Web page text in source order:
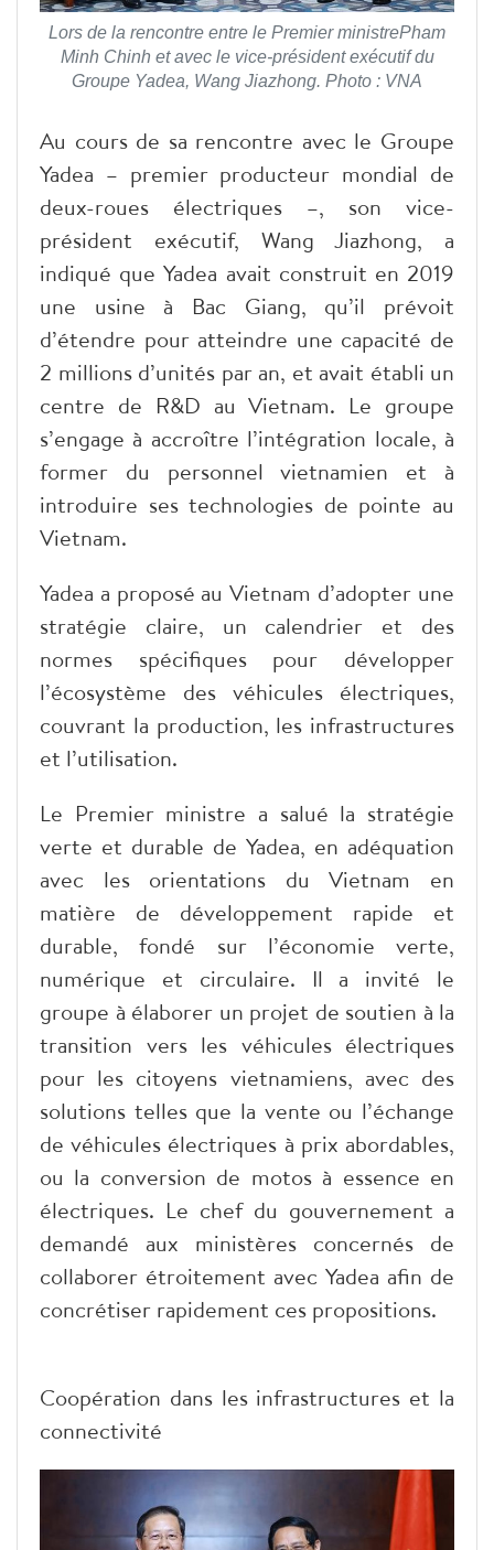
Lors de la rencontre entre le Premier ministrePham
Minh Chinh et avec le vice-président exécutif du
Groupe Yadea, Wang Jiazhong. Photo : VNA
Au cours de sa rencontre avec le Groupe
Yadea – premier producteur mondial de
deux-roues électriques –, son vice-
président exécutif, Wang Jiazhong, a
indiqué que Yadea avait construit en 2019
une usine à Bac Giang, qu’il prévoit
d’étendre pour atteindre une capacité de
2 millions d’unités par an, et avait établi un
centre de R&D au Vietnam. Le groupe
s’engage à accroître l’intégration locale, à
former du personnel vietnamien et à
introduire ses technologies de pointe au
Vietnam.
Yadea a proposé au Vietnam d’adopter une
stratégie claire, un calendrier et des
normes spécifiques pour développer
l’écosystème des véhicules électriques,
couvrant la production, les infrastructures
et l’utilisation.
Le Premier ministre a salué la stratégie
verte et durable de Yadea, en adéquation
avec les orientations du Vietnam en
matière de développement rapide et
durable, fondé sur l’économie verte,
numérique et circulaire. Il a invité le
groupe à élaborer un projet de soutien à la
transition vers les véhicules électriques
pour les citoyens vietnamiens, avec des
solutions telles que la vente ou l’échange
de véhicules électriques à prix abordables,
ou la conversion de motos à essence en
électriques. Le chef du gouvernement a
demandé aux ministères concernés de
collaborer étroitement avec Yadea afin de
concrétiser rapidement ces propositions.
Coopération dans les infrastructures et la
connectivité